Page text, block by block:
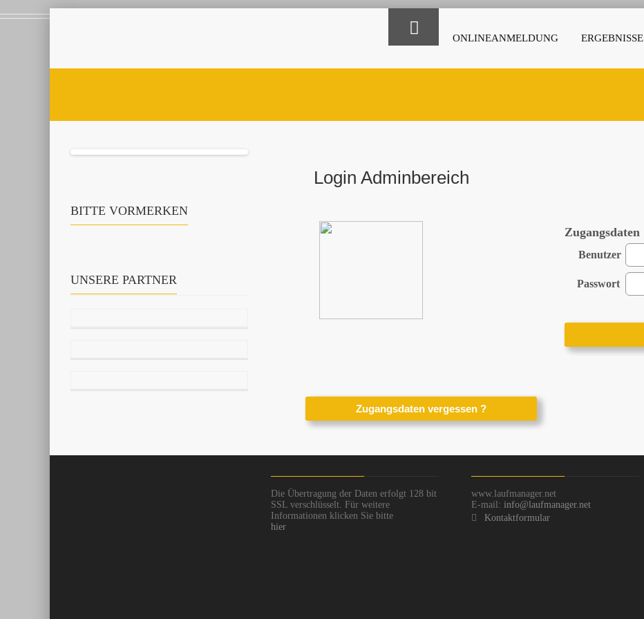
ONLINEANMELDUNG ERGEBNISSE
BITTE VORMERKEN
UNSERE PARTNER
Login Adminbereich
Zugangsdaten
Benutzer
Passwort
Die Übertragung der Daten erfolgt 128 bit
SSL verschlüsselt. Für weitere
Informationen klicken Sie bitte
hier
www.laufmanager.net
E-mail: info@laufmanager.net
Kontaktformular